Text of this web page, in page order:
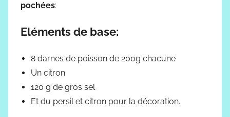
pochées:
Eléments de base:
8 darnes de poisson de 200g chacune
Un citron
120 g de gros sel
Et du persil et citron pour la décoration.